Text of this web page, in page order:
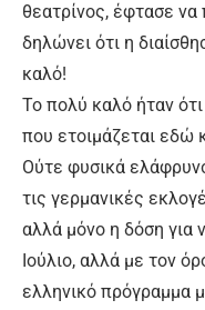
θεατρίνος, έφτασε να
δηλώνει ότι η
καλό!
Το πολύ καλό ήταν
που ετοιμάζεται εδώ
Ούτε φυσικά
τις γερμανικές
αλλά μόνο η δόση για
Ιούλιο, αλλά με τον
ελληνικό πρόγραμμα